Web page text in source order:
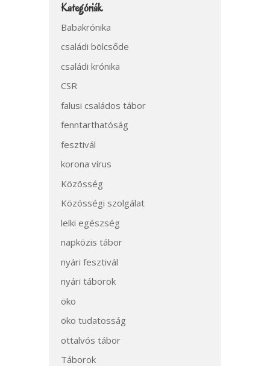
Kategóriák
Babakrónika
családi bölcsőde
családi krónika
CSR
falusi családos tábor
fenntarthatóság
fesztivál
korona vírus
Közösség
Közösségi szolgálat
lelki egészség
napközis tábor
nyári fesztivál
nyári táborok
öko
öko tudatosság
ottalvós tábor
Táborok